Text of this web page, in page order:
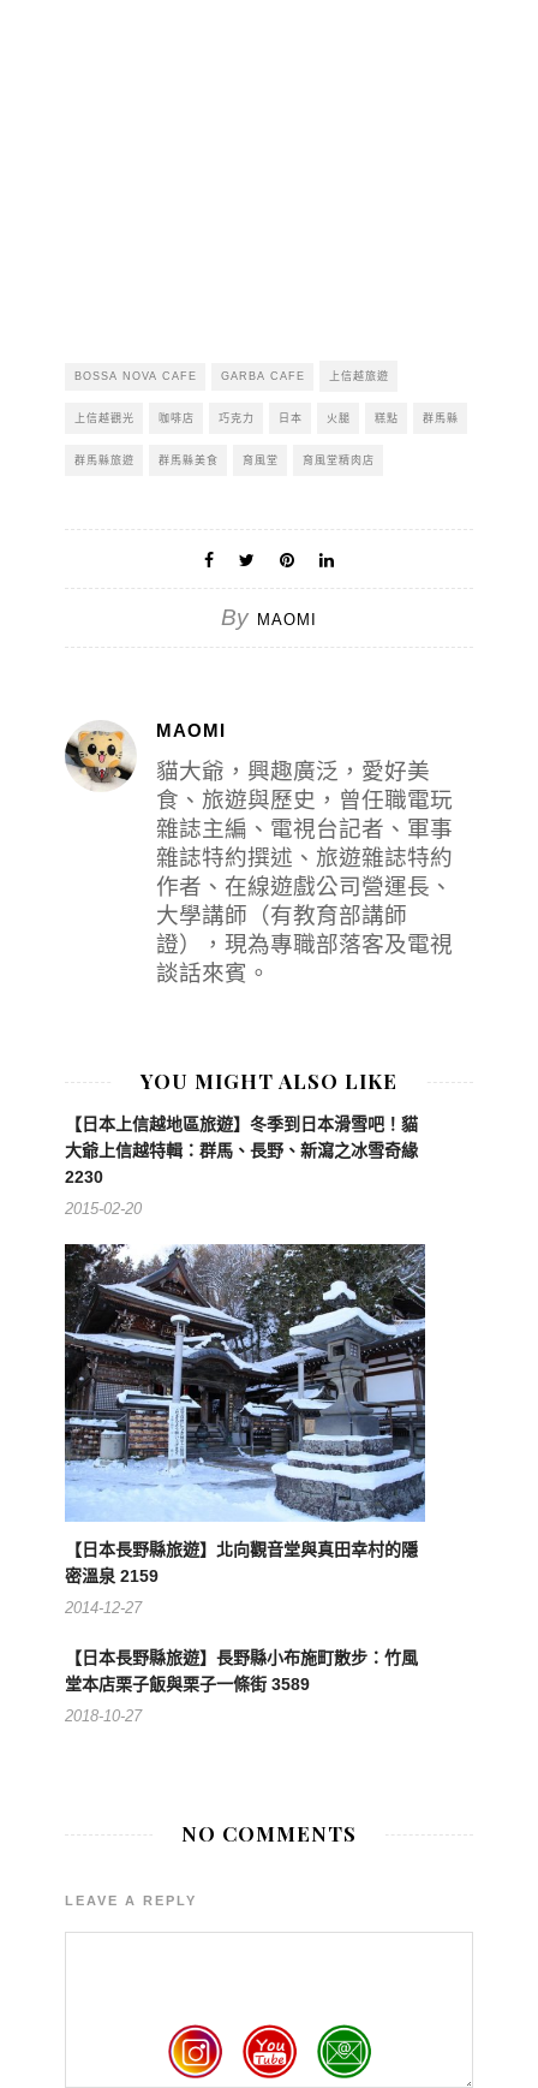
BOSSA NOVA CAFE GARBA CAFE 上信越旅遊
上信越觀光 咖啡店 巧克力 日本 火腿 糕點 群馬縣
群馬縣旅遊 群馬縣美食 育風堂 育風堂精肉店
By MAOMI
MAOMI
貓大爺，興趣廣泛，愛好美
食、旅遊與歷史，曾任職電玩
雜誌主編、電視台記者、軍事
雜誌特約撰述、旅遊雜誌特約
作者、在線遊戲公司營運長、
大學講師（有教育部講師
證），現為專職部落客及電視
談話來賓。
YOU MIGHT ALSO LIKE
【日本上信越地區旅遊】冬季到日本滑雪吧！貓
大爺上信越特輯：群馬、長野、新瀉之冰雪奇緣
2230
2015-02-20
【日本長野縣旅遊】北向觀音堂與真田幸村的隱
密溫泉 2159
2014-12-27
【日本長野縣旅遊】長野縣小布施町散步：竹風
堂本店栗子飯與栗子一條街 3589
2018-10-27
NO COMMENTS
LEAVE A REPLY